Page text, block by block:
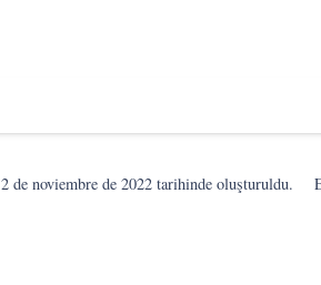
2 de noviembre de 2022 tarihinde oluşturuldu.